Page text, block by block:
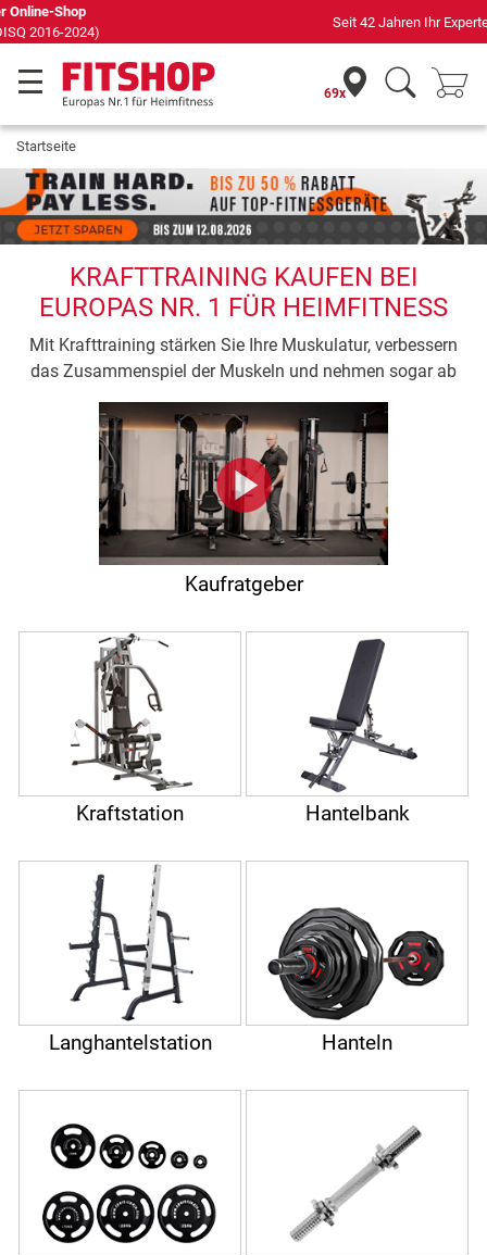
Seit 42 Jahren Ihr Experte für Heimfitness
69x
Startseite
KRAFTTRAINING KAUFEN BEI
EUROPAS NR. 1 FÜR HEIMFITNESS
Mit Krafttraining stärken Sie Ihre Muskulatur, verbessern
das Zusammenspiel der Muskeln und nehmen sogar ab
Kaufratgeber
Kraftstation Hantelbank
Langhantelstation Hanteln